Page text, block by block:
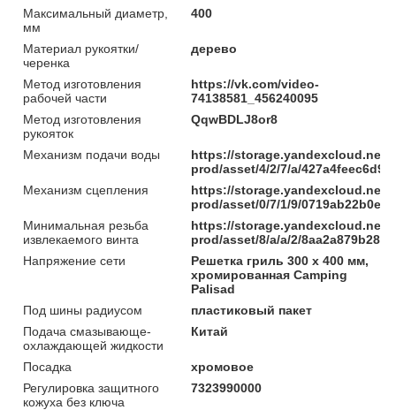
Максимальный диаметр,
мм
400
Материал рукоятки/
черенка
дерево
Метод изготовления
рабочей части
https://vk.com/video-
74138581_456240095
Метод изготовления
рукояток
QqwBDLJ8or8
Механизм подачи воды
https://storage.yandexcloud.net/
prod/asset/4/2/7/a/
Механизм сцепления
https://storage.yandexcloud.net/
prod/asset/0/7/1/9/
Минимальная резьба
извлекаемого винта
https://storage.yandexcloud.net/
prod/asset/8/a/a/2/
Напряжение сети
Решетка гриль 300 х 400 мм,
хромированная Camping
Palisad
Под шины радиусом
пластиковый пакет
Подача смазывающе-
охлаждающей жидкости
Китай
Посадка
хромовое
Регулировка защитного
кожуха без ключа
7323990000